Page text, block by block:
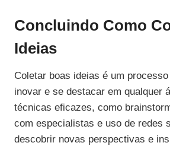
Concluindo Como
Ideias
Coletar boas ideias é um
inovar e se destacar em qualquer
técnicas eficazes, como
com especialistas e uso de redes
descobrir novas perspectivas e